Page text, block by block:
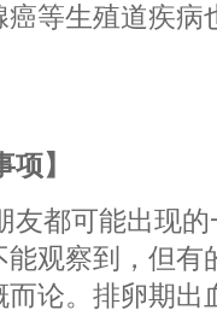
等生殖道疾病
】
友都可能出现
观察到，但有
论。排卵期出